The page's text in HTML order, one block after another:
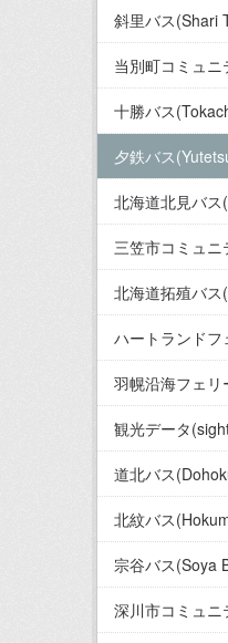
斜里バス(Shari
当別町コミュ
十勝バス
夕鉄バス
北海道北見バ
三笠市コミュ
北海道拓殖バ
ハートランド
羽幌沿海フェ
観光データ
道北バス
北紋バス
宗谷バス(Soya
深川市コミュ